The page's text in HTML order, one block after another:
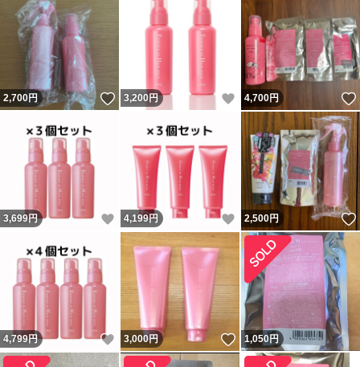
2,700円 いいね！
3,200円 いいね！
4,700円
3,699円 いいね！
4,199円 いいね！
2,500円
4,799円 いいね！
3,000円 いいね！
1,050円